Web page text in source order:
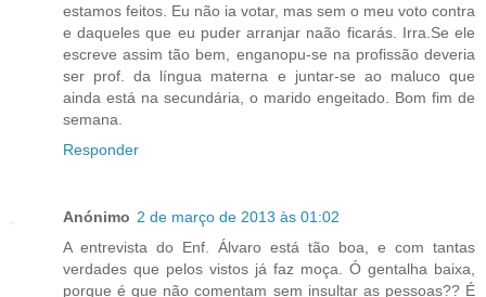
estamos feitos. Eu não ia votar, mas sem o meu voto contra
e daqueles que eu puder arranjar naão ficarás. Irra.Se ele
escreve assim tão bem, enganopu-se na profissão deveria
ser prof. da língua materna e juntar-se ao maluco que
ainda está na secundária, o marido engeitado. Bom fim de
semana.
Responder
Anónimo 2 de março de 2013 às 01:02
A entrevista do Enf. Álvaro está tão boa, e com tantas
verdades que pelos vistos já faz moça. Ó gentalha baixa,
porque é que não comentam sem insultar as pessoas?? É